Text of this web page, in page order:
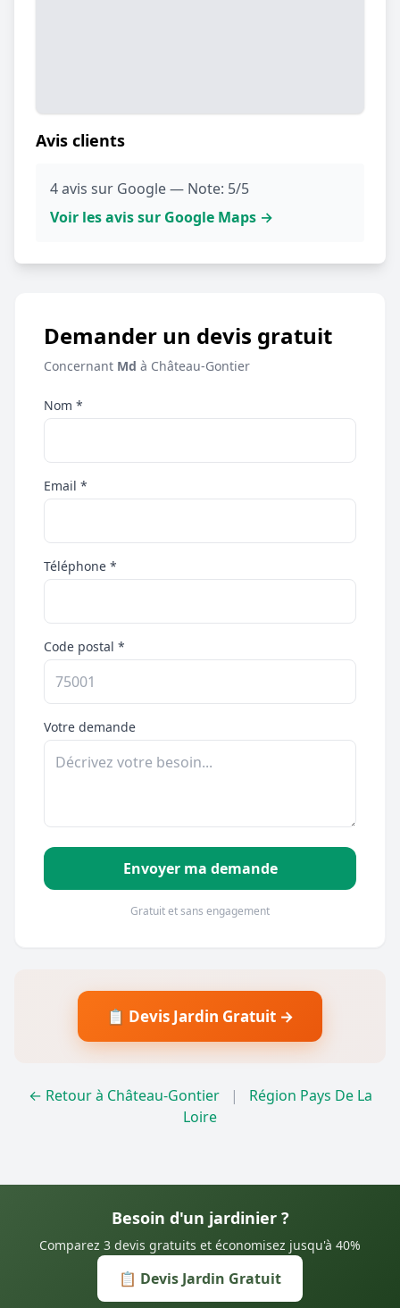
Avis clients
4 avis sur Google — Note: 5/5
Voir les avis sur Google Maps →
Demander un devis gratuit
Concernant Md à Château-Gontier
Nom *
Email *
Téléphone *
Code postal *
Votre demande
Envoyer ma demande
Gratuit et sans engagement
📋 Devis Jardin Gratuit →
← Retour à Château-Gontier |
Région Pays De La
Loire
Besoin d'un jardinier ?
Comparez 3 devis gratuits et économisez jusqu'à 40%
📋 Devis Jardin Gratuit